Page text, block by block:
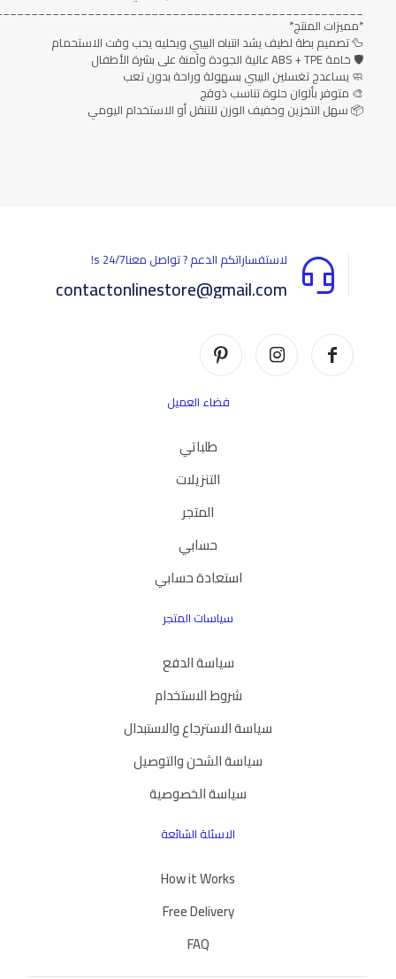
*مميزات المنتج*
🦆 تصميم بطة لطيف يشد انتباه البيبي ويخليه يحب وقت الاستحمام
🛡️ خامة ABS + TPE عالية الجودة وآمنة على بشرة الأطفال
🧼 يساعدج تغسلين البيبي بسهولة وراحة بدون تعب
🎨 متوفر بألوان حلوة تناسب ذوقج
📦 سهل التخزين وخفيف الوزن للتنقل أو الاستخدام اليومي
لاستفساراتكم الدعم ? تواصل معناs 24/7!
contactonlinestore@gmail.com
فضاء العميل
طلباتي
التنزيلات
المتجر
حسابي
استعادة حسابي
سياسات المتجر
سياسة الدفع
شروط الاستخدام
سياسة الاسترجاع والاستبدال
سياسة الشحن والتوصيل
سياسة الخصوصية
الاسئلة الشائعة
How it Works
Free Delivery
FAQ